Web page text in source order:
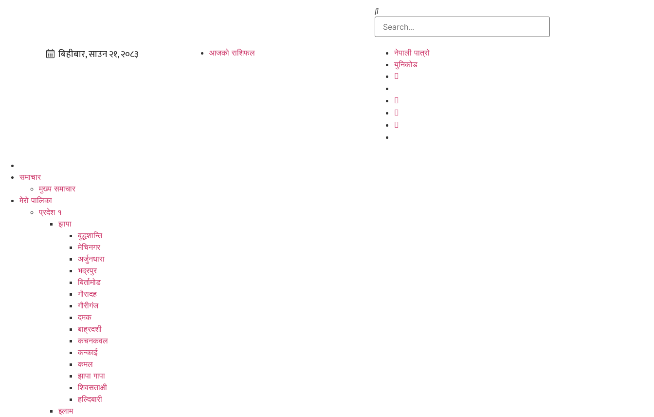
आजको राशिफल
नेपाली पात्रो
युनिकोड
समाचार
मुख्य समाचार
मेरो पालिका
प्रदेश १
झापा
बुद्धशान्ति
मेचिनगर
अर्जुनधारा
भद्रपुर
बिर्तामोड
गौरादह
गौरीगंज
दमक
बाह्रदशी
कचनकवल
कन्काई
कमल
झापा गापा
शिवसताक्षी
हल्दिबारी
इलाम